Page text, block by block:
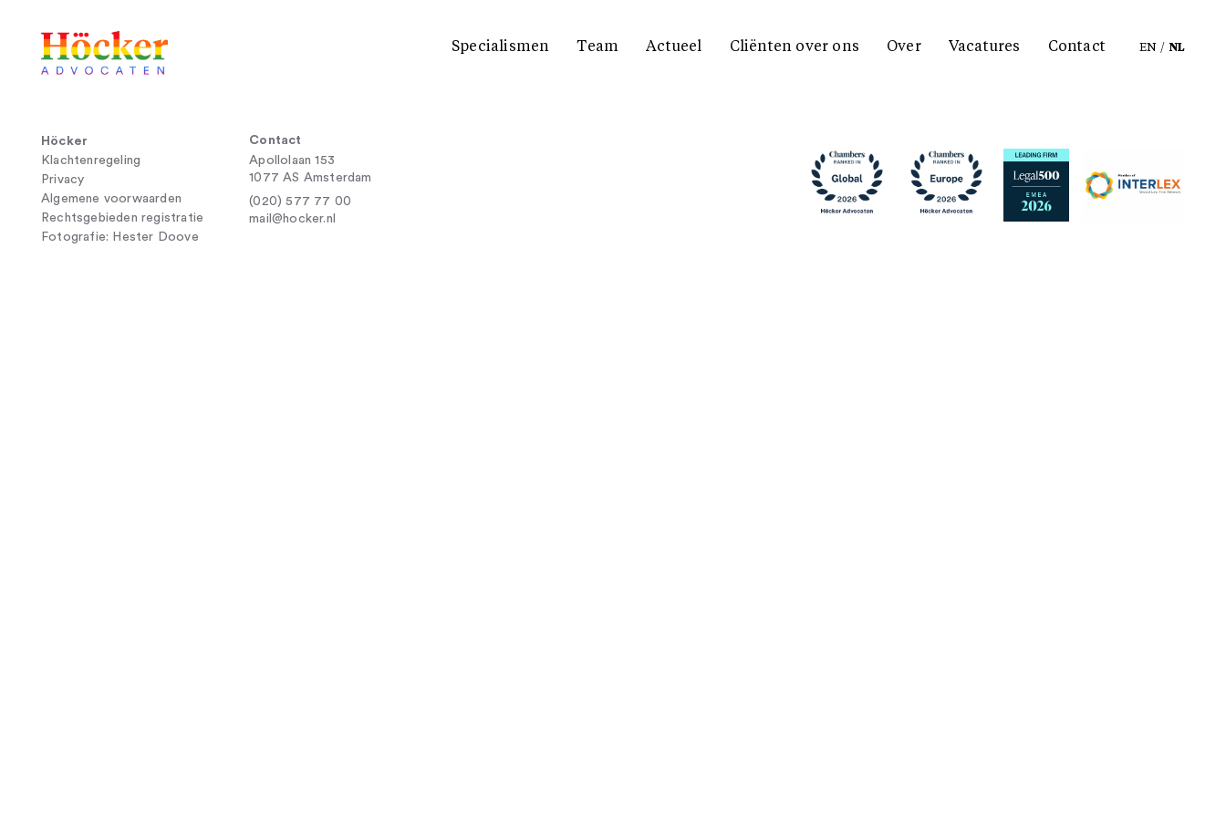
Specialismen Team Actueel Cliënten over ons Over Vacatures Contact EN / NL
Höcker
Klachtenregeling
Privacy
Algemene voorwaarden
Rechtsgebieden registratie
Fotografie: Hester Doove
Contact
Apollolaan 153
1077 AS Amsterdam
(020) 577 77 00
mail@hocker.nl